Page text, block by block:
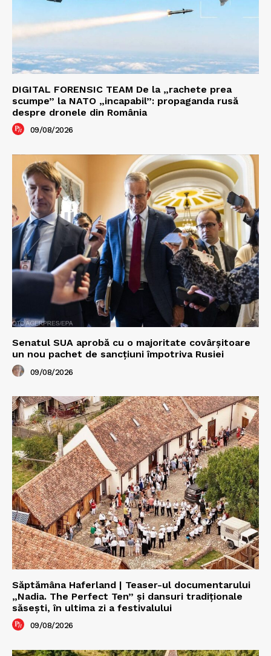
DIGITAL FORENSIC TEAM De la „rachete prea
scumpe” la NATO „incapabil”: propaganda rusă
despre dronele din România
09/08/2026
Senatul SUA aprobă cu o majoritate covârșitoare
un nou pachet de sancțiuni împotriva Rusiei
09/08/2026
Săptămâna Haferland | Teaser-ul documentarului
„Nadia. The Perfect Ten” şi dansuri tradiţionale
săseşti, în ultima zi a festivalului
09/08/2026